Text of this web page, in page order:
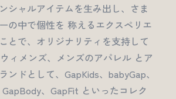
シャルアイテムを生み出し、さま
の中で個性を 称えるエクスペリエ
とで、オリジナリティを支持して
ィメンズ、メンズのアパレル とア
ンドとして、GapKids、babyGap、
、GapFit といったコレク